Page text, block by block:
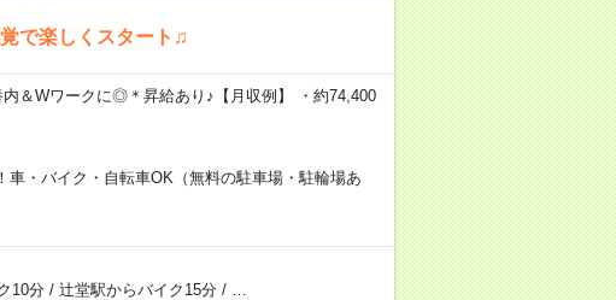
で楽しくスタート♫
＆Wワークに◎＊昇給あり♪【月収例】 ・約74,400
・バイク・自転車OK（無料の駐車場・駐輪場あ
10分/ 辻堂駅からバイク15分/